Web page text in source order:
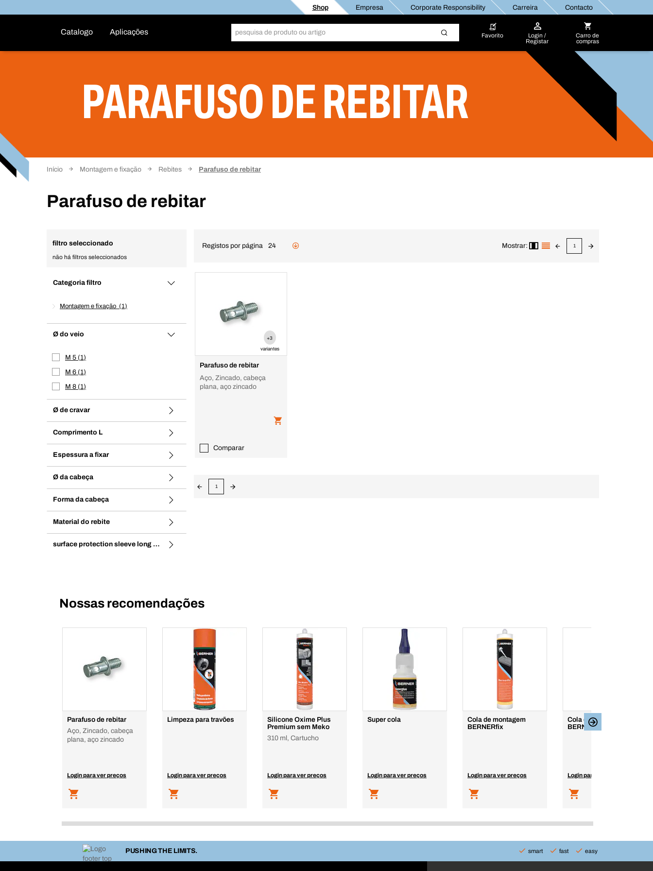
Shop Empresa Corporate Responsibility Carreira Contacto
Catalogo Aplicações Favorito
Login /
Registar
Carro de
compras
PARAFUSO DE REBITAR
Início Montagem e fixação Rebites Parafuso de rebitar
Parafuso de rebitar
filtro seleccionado
não há filtros seleccionados
Categoria filtro
Montagem e fixação 1
Ø do veio
M 5 1
M 6 1
M 8 1
Ø de cravar
Comprimento L
Espessura a fixar
Ø da cabeça
Forma da cabeça
Material do rebite
surface protection sleeve long name
Registos por página 24 Mostrar: 1
+3
variantes
Parafuso de rebitar
Aço, Zincado, cabeça
plana, aço zincado
Comparar
1
Nossas recomendações
Parafuso de rebitar
Aço, Zincado, cabeça
plana, aço zincado
Login para ver preços
Limpeza para travões
Login para ver preços
Silicone Oxime Plus
Premium sem Meko
310 ml, Cartucho
Login para ver preços
Super cola
Login para ver preços
Cola de montagem
BERNERfix
Login para ver preços
Cola de montagem
BERNERfix Speed
Login para ver preços
PUSHING THE LIMITS. smart fast easy